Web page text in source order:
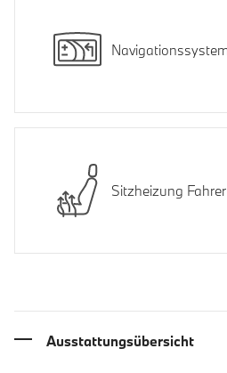
Sitzheizung
Ausstattungsübersicht